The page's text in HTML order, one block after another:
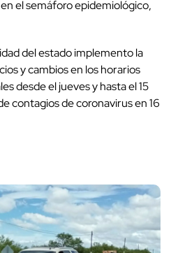
el semáforo epidemiológico,
del estado implemento la
y cambios en los horarios
desde el jueves y hasta el 15
contagios de coronavirus en 16